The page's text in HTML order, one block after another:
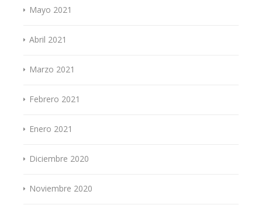
Mayo 2021
Abril 2021
Marzo 2021
Febrero 2021
Enero 2021
Diciembre 2020
Noviembre 2020